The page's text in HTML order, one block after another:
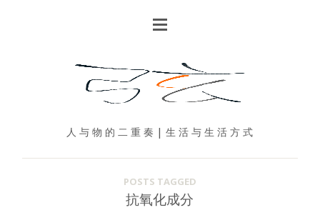
人 与 物 的 二 重 奏 | 生 活 与 生 活 方 式
POSTS TAGGED
抗氧化成分